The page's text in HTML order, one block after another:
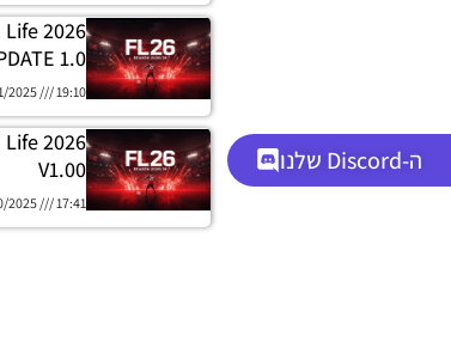
ה-Discord שלנו
Life 2026
1.0
2025 19:10
Life 2026
V1.00
2025 17:41